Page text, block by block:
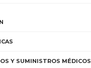
Y SUMINISTROS MÉDICOS